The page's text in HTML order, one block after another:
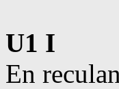
U1 I
En